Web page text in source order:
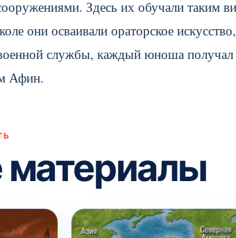
Здесь их обучали таким
они осваивали ораторское
службы, каждый юноша
Афин.